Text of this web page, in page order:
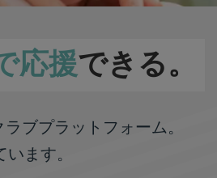
応援できる。
ブプラットフォーム。
ます。